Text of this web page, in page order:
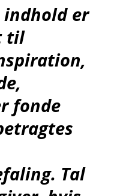
er
til
fonde
Tal